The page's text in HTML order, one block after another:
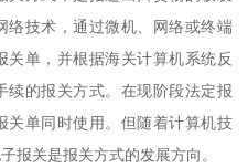
络技术，通过微机、网络或终端
关单，并根据海关计算机系统反
续的报关方式。在现阶段法定报
关单同时使用。但随着计算机技
报关是报关方式的发展方向。